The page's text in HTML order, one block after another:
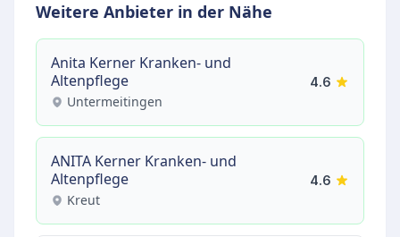
Weitere Anbieter in der Nähe
Anita Kerner Kranken- und
Altenpflege
Untermeitingen
4.6
ANITA Kerner Kranken- und
Altenpflege
Kreut
4.6